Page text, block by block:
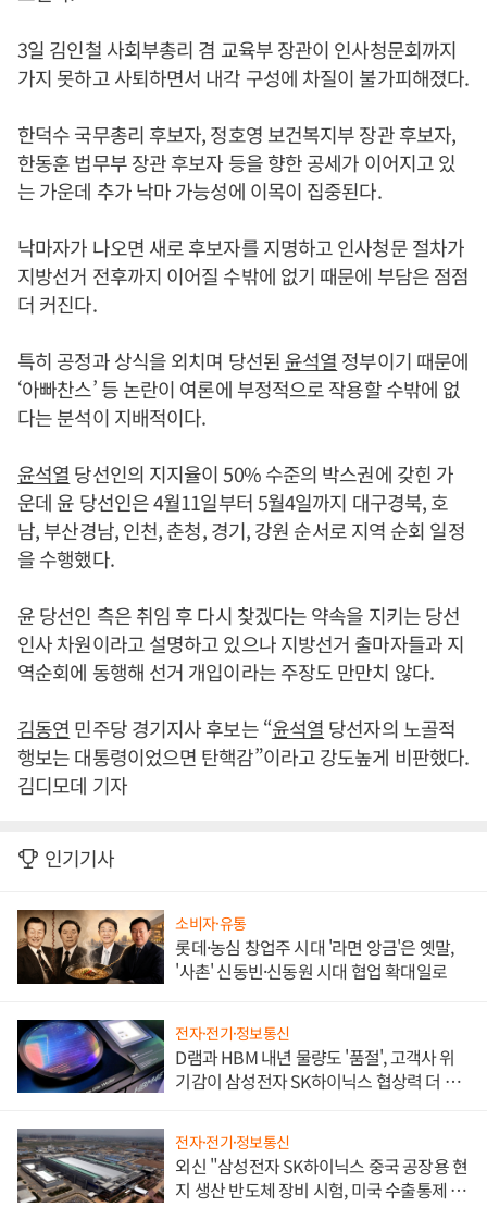
3일 김인철 사회부총리 겸 교육부 장관이 인사청문회까지
가지 못하고 사퇴하면서 내각 구성에 차질이 불가피해졌다.
한덕수 국무총리 후보자, 정호영 보건복지부 장관 후보자,
한동훈 법무부 장관 후보자 등을 향한 공세가 이어지고 있
는 가운데 추가 낙마 가능성에 이목이 집중된다.
낙마자가 나오면 새로 후보자를 지명하고 인사청문 절차가
지방선거 전후까지 이어질 수밖에 없기 때문에 부담은 점점
더 커진다.
특히 공정과 상식을 외치며 당선된 윤석열 정부이기 때문에
‘아빠찬스’ 등 논란이 여론에 부정적으로 작용할 수밖에 없
다는 분석이 지배적이다.
윤석열 당선인의 지지율이 50% 수준의 박스권에 갖힌 가
운데 윤 당선인은 4월11일부터 5월4일까지 대구경북, 호
남, 부산경남, 인천, 춘청, 경기, 강원 순서로 지역 순회 일정
을 수행했다.
윤 당선인 측은 취임 후 다시 찾겠다는 약속을 지키는 당선
인사 차원이라고 설명하고 있으나 지방선거 출마자들과 지
역순회에 동행해 선거 개입이라는 주장도 만만치 않다.
김동연 민주당 경기지사 후보는 “윤석열 당선자의 노골적
행보는 대통령이었으면 탄핵감”이라고 강도높게 비판했다.
김디모데 기자
인기기사
소비자·유통
롯데·농심 창업주 시대 '라면 앙금'은 옛말,
'사촌' 신동빈·신동원 시대 협업 확대일로
전자·전기·정보통신
D램과 HBM 내년 물량도 '품절', 고객사 위
기감이 삼성전자 SK하이닉스 협상력 더 키
전자·전기·정보통신
외신 "삼성전자 SK하이닉스 중국 공장용 현
지 생산 반도체 장비 시험, 미국 수출통제 대